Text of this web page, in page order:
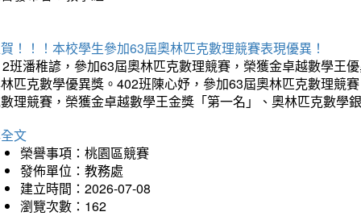
！！！本校學生參加63屆奧林匹克數理競賽表現優異！
班潘稚諺，參加63屆奧林匹克數理競賽，榮獲金卓越數學王
匹克數學優異獎。402班陳心妤，參加63屆奧林匹克數理競
理競賽，榮獲金卓越數學王金獎「第一名」、奧林匹克數學
文
榮譽事項：桃園區競賽
發佈單位：教務處
建立時間：2026-07-08
瀏覽次數：162